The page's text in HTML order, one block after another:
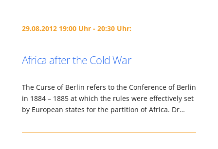
29.08.2012 19:00 Uhr - 20:30 Uhr:
Africa after the Cold War
The Curse of Berlin refers to the Conference of Berlin
in 1884 – 1885 at which the rules were effectively set
by European states for the partition of Africa. Dr…